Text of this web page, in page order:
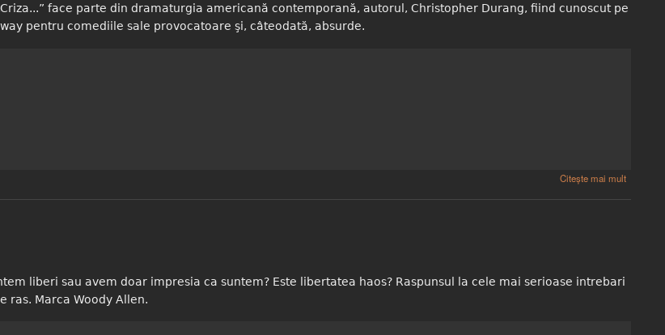
face parte din dramaturgia americană contemporană, autorul, Christopher Durang, fiind cunoscut pe
pentru comediile sale provocatoare şi, câteodată, absurde.
Citește mai mult
liberi sau avem doar impresia ca suntem? Este libertatea haos? Raspunsul la cele mai serioase intrebari
de ras. Marca Woody Allen.